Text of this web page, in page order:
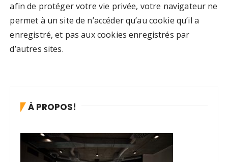
afin de protéger votre vie privée, votre navigateur ne
permet à un site de n’accéder qu’au cookie qu’il a
enregistré, et pas aux cookies enregistrés par
d’autres sites.
À PROPOS!